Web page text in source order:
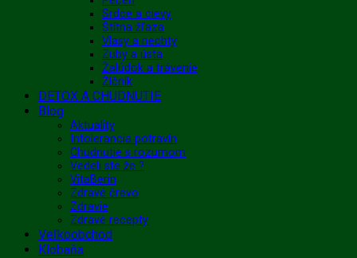
Srdce a cievy
Štítna žľaza
Vlasy a nechty
Zuby a ústa
Žalúdok a trávenie
Žlčník
DETOX A CHUDNUTIE
Blog
Aktuality
Intolerancia potravín
Chudnutie s rozumom
Vedeli ste že ?
VitaBerin
Zdravé črevo
Zdravie
Zdravé recepty
Veľkoobchod
Klobaňa